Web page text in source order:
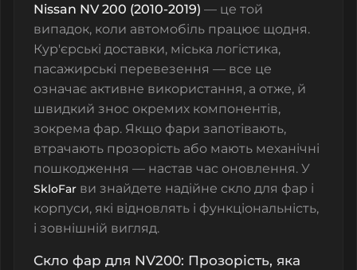
Nissan NV 200 (2010-2019) — це той
випадок, коли автомобіль працює щодня.
Кур'єрські доставки, міська логістика,
пасажирські перевезення — все це
означає активне використання, а отже, й
швидкий знос окремих компонентів,
зокрема фар. Якщо фари запотівають,
втрачають прозорість або мають механічні
пошкодження — настав час оновлення. У
SkloFar ви знайдете надійне скло для фар і
корпуси, які відновлять і функціональність,
і зовнішній вигляд.
Скло фар для NV200: Прозорість, яка